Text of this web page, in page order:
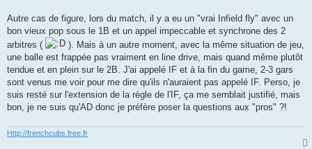
Autre cas de figure, lors du match, il y a eu un "vrai Infield fly" avec un
bon vieux pop sous le 1B et un appel impeccable et synchrone des 2
arbitres (
). Mais à un autre moment, avec la même situation de jeu,
une balle est frappée pas vraiment en line drive, mais quand même plutôt
tendue et en plein sur le 2B. J'ai appelé IF et à la fin du game, 2-3 gars
sont venus me voir pour me dire qu'ils n'auraient pas appelé IF. Perso, je
suis resté sur l'extension de la règle de l'IF, ça me semblait justifié, mais
bon, je ne suis qu'AD donc je préfère poser la questions aux "pros" ?!
Http://frenchcubs.free.fr